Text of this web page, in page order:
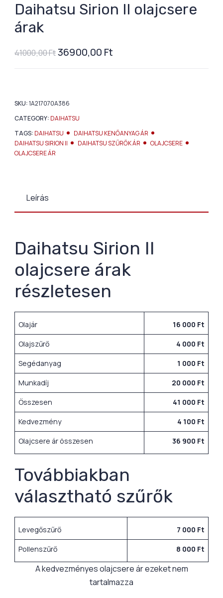
Daihatsu Sirion II olajcsere
árak
41000,00Ft36900,00 Ft
SKU:1A217070A386
CATEGORY: DAIHATSU
TAGS: DAIHATSU
DAIHATSU KENŐANYAG ÁR
DAIHATSU SIRION II
DAIHATSU SZŰRŐK ÁR
OLAJCSERE
OLAJCSERE ÁR
Leírás
Daihatsu Sirion II
olajcsere árak
részletesen
Olajár 16 000 Ft
Olajszűrő 4 000 Ft
Segédanyag 1 000 Ft
Munkadíj 20 000 Ft
Összesen 41 000 Ft
Kedvezmény 4 100 Ft
Olajcsere ár összesen 36 900 Ft
Továbbiakban
választható szűrők
Levegőszűrő 7 000 Ft
Pollenszűrő 8 000 Ft
A kedvezményes olajcsere ár ezeket nem
tartalmazza